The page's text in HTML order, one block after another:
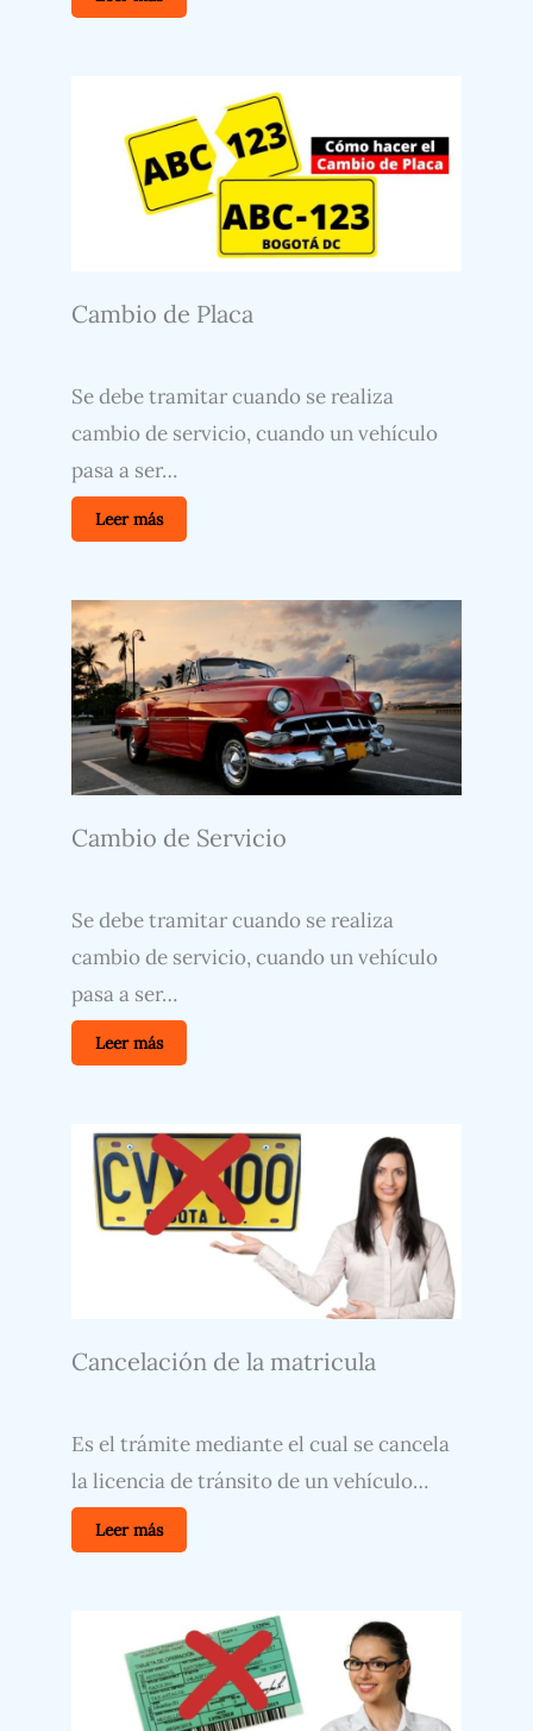
Cambio de Placa
Se debe tramitar cuando se realiza
cambio de servicio, cuando un vehículo
pasa a ser…
Leer más
Cambio de Servicio
Se debe tramitar cuando se realiza
cambio de servicio, cuando un vehículo
pasa a ser…
Leer más
Cancelación de la matricula
Es el trámite mediante el cual se cancela
la licencia de tránsito de un vehículo…
Leer más